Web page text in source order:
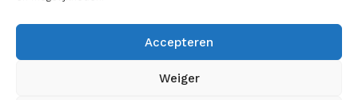
Accepteren
Weiger